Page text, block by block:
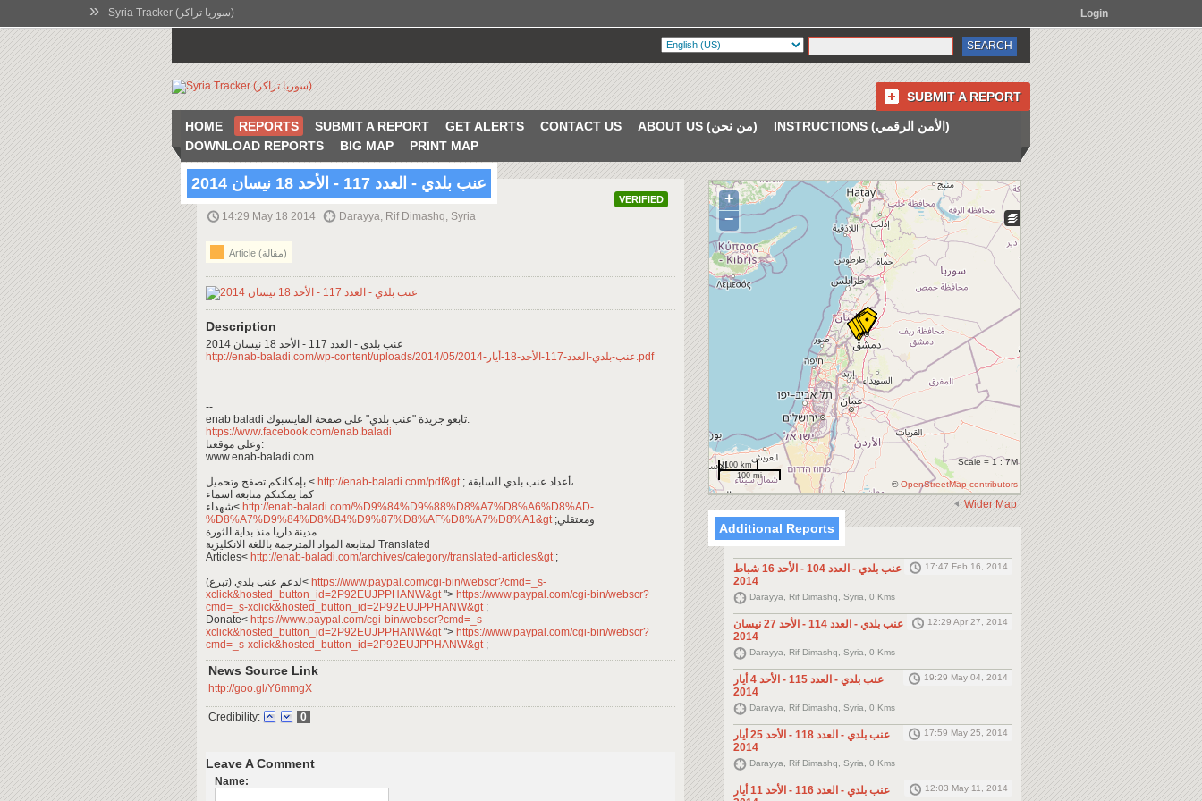
» Syria Tracker (سوريا تراكر) Login
SUBMIT A REPORT
HOME REPORTS SUBMIT A REPORT GET ALERTS CONTACT US ABOUT US (من نحن)
INSTRUCTIONS (الأمن الرقمي)
DOWNLOAD REPORTS
BIG MAP PRINT MAP
VERIFIED
عنب بلدي - العدد 117 - الأحد 18 نيسان 2014
14:29 May 18 2014 Darayya, Rif Dimashq, Syria
Article (مقالة)
Description
عنب بلدي - العدد 117 - الأحد 18 نيسان 2014
http://enab-baladi.com/wp-content/uploads/2014/05/عنب-بلدي-العدد-117-الأحد-18-أيار-2014.pdf
--
enab baladi تابعو جريدة "عنب بلدي" على صفحة الفايسبوك:
https://www.facebook.com/enab.baladi
وعلى موقعنا:
www.enab-baladi.com
بإمكانكم تصفح وتحميل < http://enab-baladi.com/pdf&gt
; أعداد عنب بلدي السابقة،
كما يمكنكم متابعة اسماء
شهداء< http://enab-baladi.com/%D9%84%D9%88%D8%A7%D8%A6%D8%AD-
%D8%A7%D9%84%D8%B4%D9%87%D8%AF%D8%A7%D8%A1&gt ;ومعتقلي
مدينة داريا منذ بداية الثورة.
لمتابعة المواد المترجمة باللغة الانكليزية Translated
Articles< http://enab-baladi.com/archives/category/translated-articles&gt ;
لدعم عنب بلدي (تبرع)< https://www.paypal.com/cgi-bin/webscr?cmd=_s-
xclick&hosted_button_id=2P92EUJPPHANW&gt"> https://www.paypal.com/cgi-bin/webscr?
cmd=_s-xclick&hosted_button_id=2P92EUJPPHANW&gt ;
Donate< https://www.paypal.com/cgi-bin/webscr?cmd=_s-
xclick&hosted_button_id=2P92EUJPPHANW&gt"> https://www.paypal.com/cgi-bin/webscr?
cmd=_s-xclick&hosted_button_id=2P92EUJPPHANW&gt ;
News Source Link
http://goo.gl/Y6mmgX
Credibility: 0
Leave A Comment
Name:
+
−
100 km
100 mi
Scale = 1 : 7M
©OpenStreetMap contributors
Wider Map
Additional Reports
عنب بلدي - العدد 104 - الأحد 16 شباط
2014
17:47 Feb 16, 2014
Darayya, Rif Dimashq, Syria, 0 Kms
عنب بلدي - العدد 114 - الأحد 27 نيسان
2014
12:29 Apr 27, 2014
Darayya, Rif Dimashq, Syria, 0 Kms
عنب بلدي - العدد 115 - الأحد 4 أيار
2014
19:29 May 04, 2014
Darayya, Rif Dimashq, Syria, 0 Kms
عنب بلدي - العدد 118 - الأحد 25 أيار
2014
17:59 May 25, 2014
Darayya, Rif Dimashq, Syria, 0 Kms
عنب بلدي - العدد 116 - الأحد 11 أيار
12:03 May 11, 2014